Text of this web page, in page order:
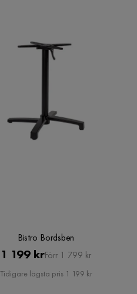
Bistro Bordsben
Pris
1 199 krOriginal
Pris
Förr 1 799 kr
Tidigare lägsta pris 1 199 kr